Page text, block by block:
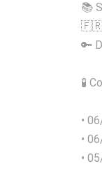
📚
🇫🇷
🔑
🧪
•
•
•